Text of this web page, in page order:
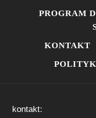
PROGRAM
KONTAKT
kontakt: